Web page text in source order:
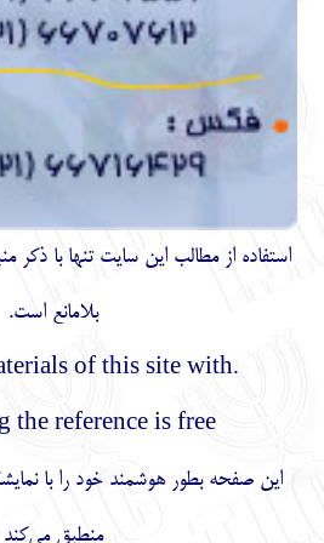
استفاده از مطالب اين سايت تنها با ذكر
بلامانع است.
of this site with
the reference is free
این صفحه بطور هوشمند خود را با
منطبق می‌کند